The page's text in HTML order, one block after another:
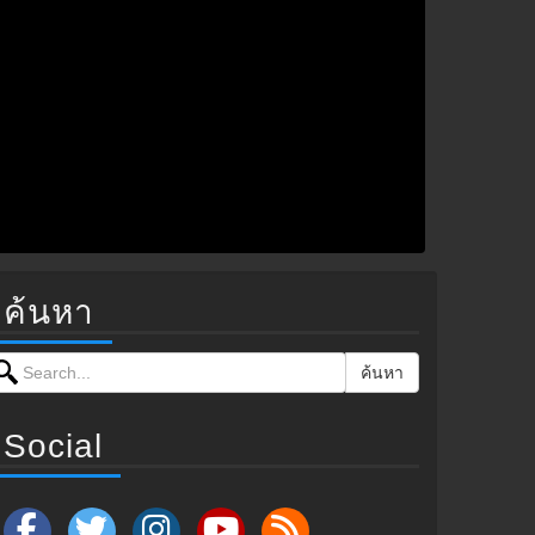
ค้นหา
for: ค้นหา
Social